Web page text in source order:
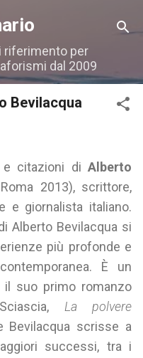
principali
riferimento per
dal 2009
Bevilacqua
citazioni di Alberto
2013), scrittore,
e giornalista italiano.
Alberto Bevilacqua si
più profonde e
È un
suo primo romanzo
La polvere
Bevilacqua scrisse a
successi, tra i